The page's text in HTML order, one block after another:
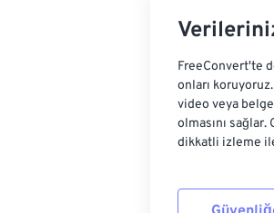
FreeConvert'te
onları
video veya
olmasını
dikkatli izleme